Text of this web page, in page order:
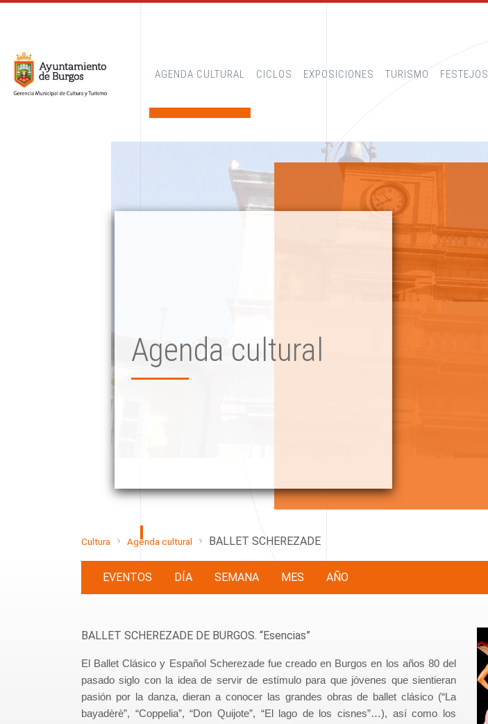
AGENDA CULTURAL CICLOS EXPOSICIONES TURISMO FESTEJOS
Agenda cultural
Cultura Agenda cultural BALLET SCHEREZADE
EVENTOS DÍA SEMANA MES AÑO
BALLET SCHEREZADE DE BURGOS. “Esencias”
El Ballet Clásico y Español Scherezade fue creado en Burgos en los años 80 del
pasado siglo con la idea de servir de estímulo para que jóvenes que sientieran
pasión por la danza, dieran a conocer las grandes obras de ballet clásico (“La
bayadèrè”, “Coppelia”, “Don Quijote”, “El lago de los cisnes”…), así como los